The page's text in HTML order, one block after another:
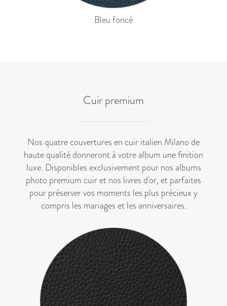
Bleu foncé
Cuir premium
Nos quatre couvertures en cuir italien Milano de
haute qualité donneront à votre album une finition
luxe. Disponibles exclusivement pour nosalbums
photo premium cuiret nos livres d'or, et parfaites
pour préserver vos moments les plus précieux y
compris les mariages et les anniversaires.